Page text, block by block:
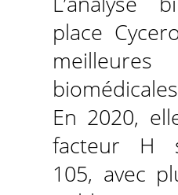
place
meilleures
En 2020,
facteur H
105, avec